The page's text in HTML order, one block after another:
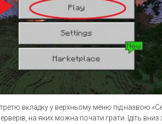
вкладку у верхньому меню під назвою
на яких можна почати грати. Ідіть